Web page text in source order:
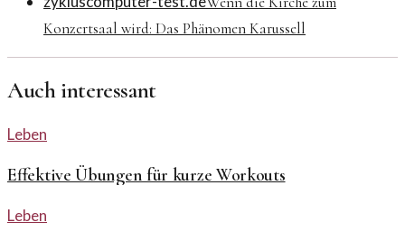
Konzertsaal wird: Das Phänomen Karussell
Auch interessant
Leben
Effektive Übungen für kurze Workouts
Leben